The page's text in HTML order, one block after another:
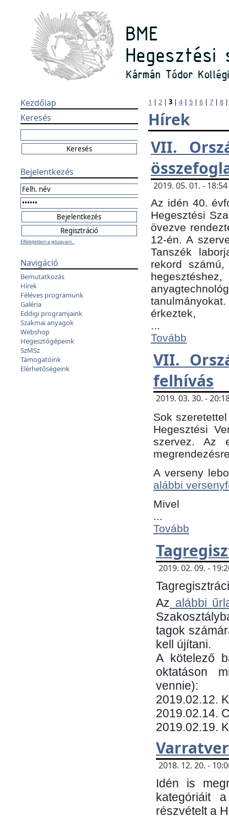
Kezdőlap
Keresés
Bejelentkezés
Elfelejtettem a jelszavam...
Navigáció
Bemutatkozás
Hírek
Féléves programunk
Galéria
Eddigi programjaink
Szakmai anyagok
Webshop
Hegesztőgépeink
SzMSz
Támogatóink
Elérhetőségeink
1 | 2 | 3 | 4| 5 | 6 | 7 | 8
Hírek
VII.
2019. 05. 01. -
Az idén 40.
Hegesztési
övezve
12-én. A
Tanszék
rekord
érkeztek,
...
Tovább
VII.
felhívás
2019. 03. 30. -
Sok
Hegesztési
szervez. Az
A verseny
alábbi
Mivel
...
Tovább
2019. 02. 09. -
Az alábbi
tagok
kell újítani.
​A kötelező
oktatáson
vennie):
​2019.02.12.
2019.02.14.
2019.02.19.
2018. 12. 20. -
Idén is
kategóriáit
részvételt a